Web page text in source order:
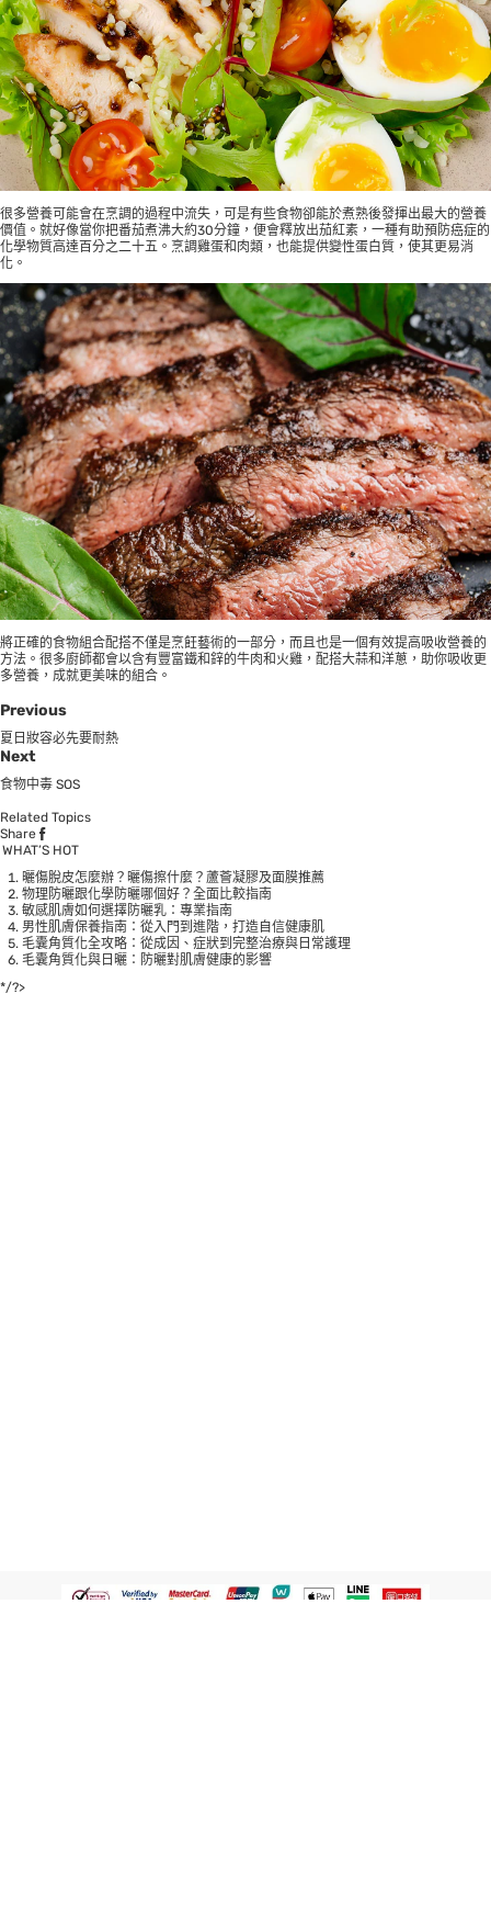
很多營養可能會在烹調的過程中流失，可是有些食物卻能於煮熟後發揮出最大的營養
價值。就好像當你把番茄煮沸大約30分鐘，便會釋放出茄紅素，一種有助預防癌症的
化學物質高達百分之二十五。烹調雞蛋和肉類，也能提供變性蛋白質，使其更易消
化。
將正確的食物組合配搭不僅是烹飪藝術的一部分，而且也是一個有效提高吸收營養的
方法。很多廚師都會以含有豐富鐵和鋅的牛肉和火雞，配搭大蒜和洋蔥，助你吸收更
多營養，成就更美味的組合。
Previous
夏日妝容必先要耐熱
Next
食物中毒 SOS
Related Topics
Share
WHAT’S HOT
曬傷脫皮怎麼辦？曬傷擦什麼？蘆薈凝膠及面膜推薦
物理防曬跟化學防曬哪個好？全面比較指南
敏感肌膚如何選擇防曬乳：專業指南
男性肌膚保養指南：從入門到進階，打造自信健康肌
毛囊角質化全攻略：從成因、症狀到完整治療與日常護理
毛囊角質化與日曬：防曬對肌膚健康的影響
*/?>